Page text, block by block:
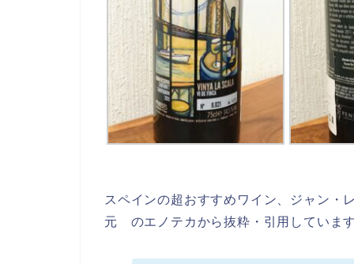
スペインの超おすすめワイン、ジャン・
元 のエノテカから抜粋・引用していま